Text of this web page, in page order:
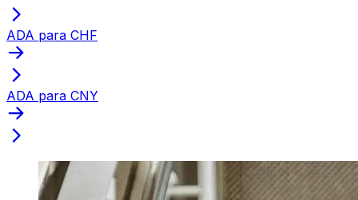
ADA para CHF
ADA para CNY